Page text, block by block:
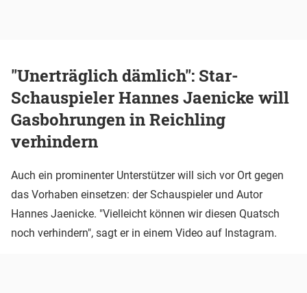
"Unerträglich dämlich": Star-
Schauspieler Hannes Jaenicke will
Gasbohrungen in Reichling
verhindern
Auch ein prominenter Unterstützer will sich vor Ort gegen
das Vorhaben einsetzen: der Schauspieler und Autor
Hannes Jaenicke. "Vielleicht können wir diesen Quatsch
noch verhindern", sagt er in einem Video auf Instagram.